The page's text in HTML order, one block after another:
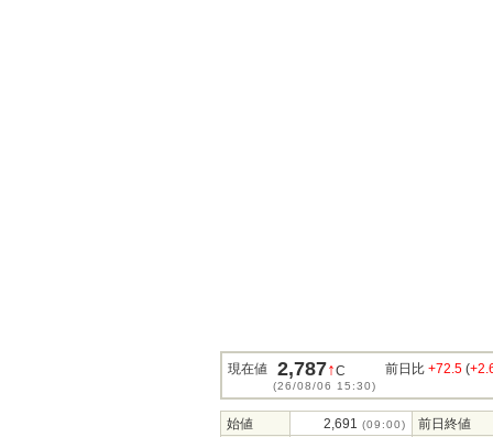
現在値 2,787↑C
(26/08/06 15:30)
前日比 +72.5 (
始値 2,691 (09:00)
前日終値